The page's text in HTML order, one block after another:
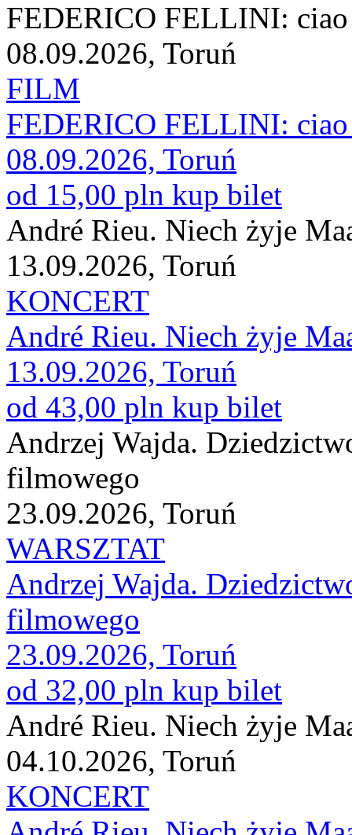
FEDERICO FELLINI: ciao
08.09.2026, Toruń
FILM
FEDERICO FELLINI: ciao
08.09.2026, Toruń
od 15,00 pln kup bilet
André Rieu. Niech żyje
13.09.2026, Toruń
KONCERT
André Rieu. Niech żyje
13.09.2026, Toruń
od 43,00 pln kup bilet
Andrzej Wajda.
filmowego
23.09.2026, Toruń
WARSZTAT
Andrzej Wajda.
filmowego
23.09.2026, Toruń
od 32,00 pln kup bilet
André Rieu. Niech żyje
04.10.2026, Toruń
KONCERT